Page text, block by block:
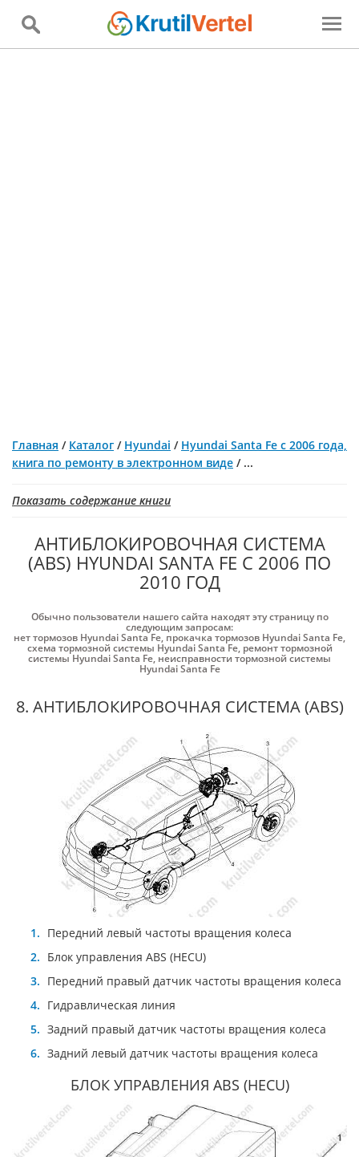
Главная / Каталог / Hyundai / Hyundai Santa Fe с 2006 года,
книга по ремонту в электронном виде / ...
Показать содержание книги
АНТИБЛОКИРОВОЧНАЯ СИСТЕМА
(ABS) HYUNDAI SANTA FE С 2006 ПО
2010 ГОД
Обычно пользователи нашего сайта находят эту страницу по
следующим запросам:
нет тормозов Hyundai Santa Fe, прокачка тормозов Hyundai Santa Fe,
схема тормозной системы Hyundai Santa Fe, ремонт тормозной
системы Hyundai Santa Fe, неисправности тормозной системы
Hyundai Santa Fe
8. АНТИБЛОКИРОВОЧНАЯ СИСТЕМА (ABS)
Передний левый частоты вращения колеса
Блок управления ABS (HECU)
Передний правый датчик частоты вращения колеса
Гидравлическая линия
Задний правый датчик частоты вращения колеса
Задний левый датчик частоты вращения колеса
БЛОК УПРАВЛЕНИЯ ABS (HECU)